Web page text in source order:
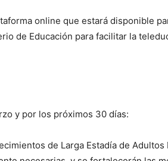
online que estará disponible
de Educación para facilitar la
y por los próximos 30 días:
de Larga Estadía de